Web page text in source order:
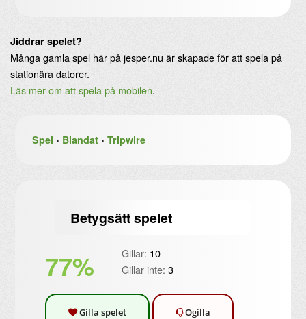
Jiddrar spelet?
Många gamla spel här på jesper.nu är skapade för att spela på
stationära datorer.
Läs mer om att spela på mobilen.
Spel › Blandat› Tripwire
Betygsätt spelet
77% Gillar: 10
Gillar inte: 3
Gilla spelet Ogilla